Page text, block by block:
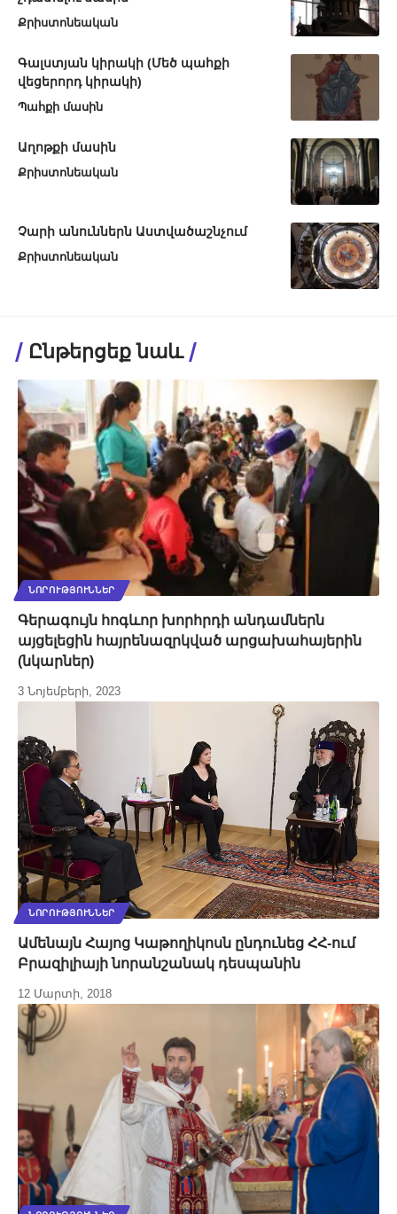
Քրիստոնեական
Գալստյան կիրակի (Մեծ պահքի
վեցերորդ կիրակի)
Պահքի մասին
Աղոթքի մասին
Քրիստոնեական
Չարի անուններն Աստվածաշնչում
Քրիստոնեական
Ընթերցեք նաև
ՆՈՐՈՒԹՅՈՒՆՆԵՐ
Գերագույն հոգևոր խորհրդի անդամներն
այցելեցին հայրենազրկված արցախահայերին
(նկարներ)
3 Նոյեմբերի, 2023
ՆՈՐՈՒԹՅՈՒՆՆԵՐ
Ամենայն Հայոց Կաթողիկոսն ընդունեց ՀՀ-ում
Բրազիլիայի նորանշանակ դեսպանին
12 Մարտի, 2018